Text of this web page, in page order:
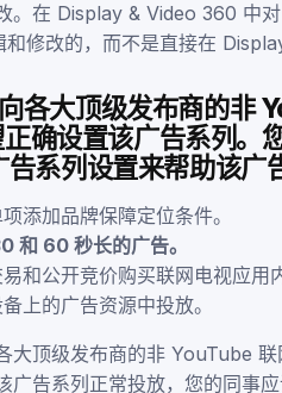
。在 Display & Video 360 中
修改的，而不是直接在
各大顶级发布商的非
确设置该广告系列。
系列设置来帮助该广
添加品牌保障定位条件。
和 60 秒长的广告。
和公开竞价购买联网电视应用
上的广告资源中投放。
大顶级发布商的非 YouTube
广告系列正常投放，您的同事